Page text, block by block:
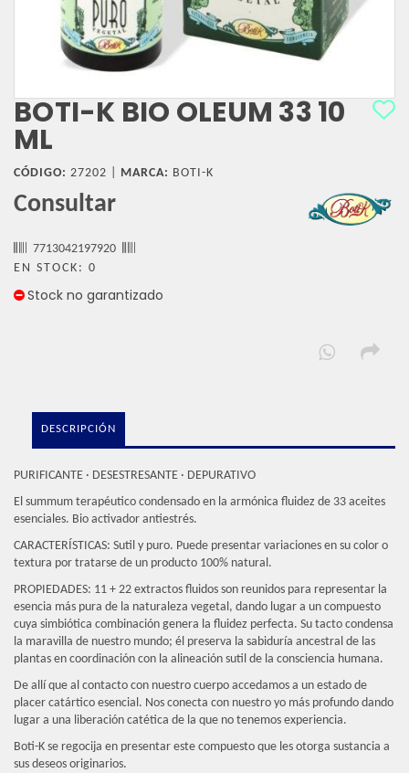
BOTI-K BIO OLEUM 33 10
ML
CÓDIGO: 27202 | MARCA: BOTI-K
Consultar
7713042197920
EN STOCK: 0
Stock no garantizado
DESCRIPCIÓN
PURIFICANTE · DESESTRESANTE · DEPURATIVO
El summum terapéutico condensado en la armónica fluidez de 33 aceites
esenciales. Bio activador antiestrés.
CARACTERÍSTICAS: Sutil y puro. Puede presentar variaciones en su color o
textura por tratarse de un producto 100% natural.
PROPIEDADES: 11 + 22 extractos fluidos son reunidos para representar la
esencia más pura de la naturaleza vegetal, dando lugar a un compuesto
cuya simbiótica combinación genera la fluidez perfecta. Su tacto condensa
la maravilla de nuestro mundo; él preserva la sabiduría ancestral de las
plantas en coordinación con la alineación sutil de la consciencia humana.
De allí que al contacto con nuestro cuerpo accedamos a un estado de
placer catártico esencial. Nos conecta con nuestro yo más profundo dando
lugar a una liberación catética de la que no tenemos experiencia.
Boti-K se regocija en presentar este compuesto que les otorga sustancia a
sus deseos originarios.